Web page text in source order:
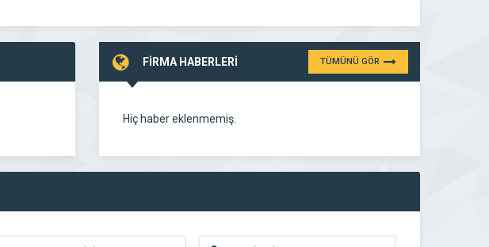
FİRMA HABERLERİ TÜMÜNÜ GÖR
Hiç haber eklenmemiş.